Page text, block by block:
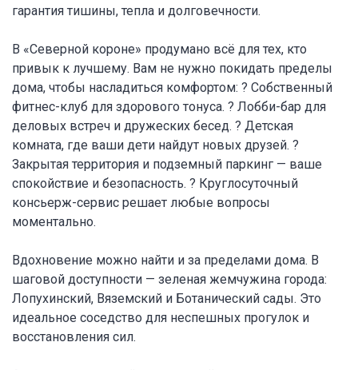
гарантия тишины, тепла и долговечности.
В «Северной короне» продумано всё для тех, кто
привык к лучшему. Вам не нужно покидать пределы
дома, чтобы насладиться комфортом: ? Собственный
фитнес-клуб для здорового тонуса. ? Лобби-бар для
деловых встреч и дружеских бесед. ? Детская
комната, где ваши дети найдут новых друзей. ?
Закрытая территория и подземный паркинг — ваше
спокойствие и безопасность. ? Круглосуточный
консьерж-сервис решает любые вопросы
моментально.
Вдохновение можно найти и за пределами дома. В
шаговой доступности — зеленая жемчужина города:
Лопухинский, Вяземский и Ботанический сады. Это
идеальное соседство для неспешных прогулок и
восстановления сил.